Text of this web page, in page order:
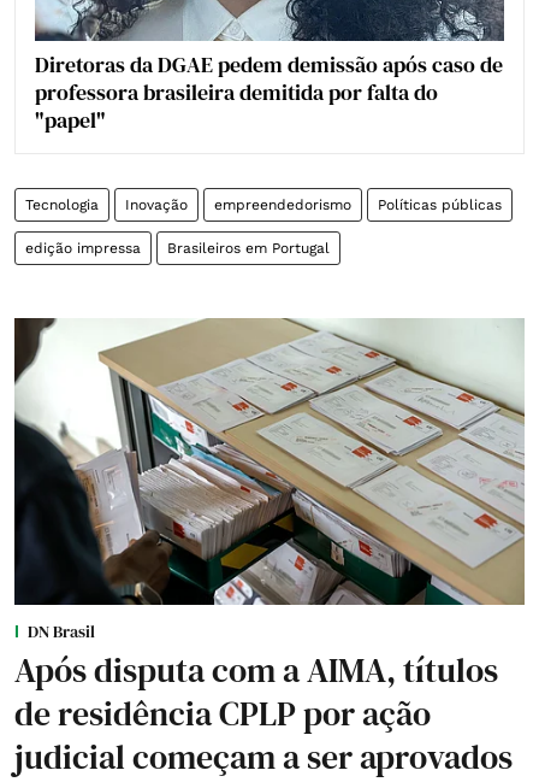
Diretoras da DGAE pedem demissão após caso de
professora brasileira demitida por falta do
"papel"
Tecnologia Inovação empreendedorismo Políticas públicas
edição impressa Brasileiros em Portugal
DN Brasil
Após disputa com a AIMA, títulos
de residência CPLP por ação
judicial começam a ser aprovados